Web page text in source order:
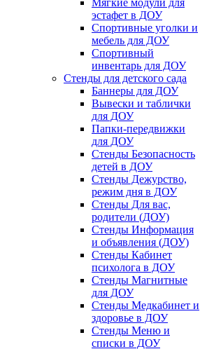
Мягкие модули для
эстафет в ДОУ
Спортивные уголки и
мебель для ДОУ
Спортивный
инвентарь для ДОУ
Стенды для детского сада
Баннеры для ДОУ
Вывески и таблички
для ДОУ
Папки-передвижки
для ДОУ
Стенды Безопасность
детей в ДОУ
Стенды Дежурство,
режим дня в ДОУ
Стенды Для вас,
родители (ДОУ)
Стенды Информация
и объявления (ДОУ)
Стенды Кабинет
психолога в ДОУ
Стенды Магнитные
для ДОУ
Стенды Медкабинет и
здоровье в ДОУ
Стенды Меню и
списки в ДОУ